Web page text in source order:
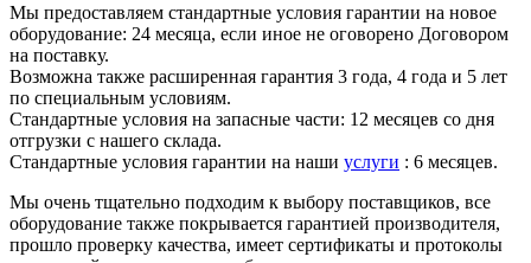
Мы предоставляем стандартные условия гарантии на новое
оборудование: 24 месяца, если иное не оговорено Договором
на поставку.
Возможна также расширенная гарантия 3 года, 4 года и 5 лет
по специальным условиям.
Стандартные условия на запасные части: 12 месяцев со дня
отгрузки с нашего склада.
Стандартные условия гарантии на наши услуги : 6 месяцев.
Мы очень тщательно подходим к выбору поставщиков, все
оборудование также покрывается гарантией производителя,
прошло проверку качества, имеет сертификаты и протоколы